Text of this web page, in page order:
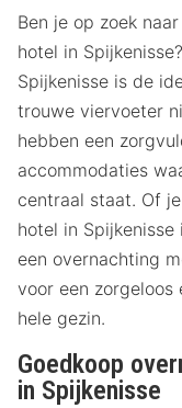
Ben je op zoek
hotel in
Spijkenisse is de
trouwe viervoeter
hebben een
accommodaties
centraal staat. Of
hotel in
een overnachting
voor een
hele gezin.
Goedkoop
in Spijkenisse